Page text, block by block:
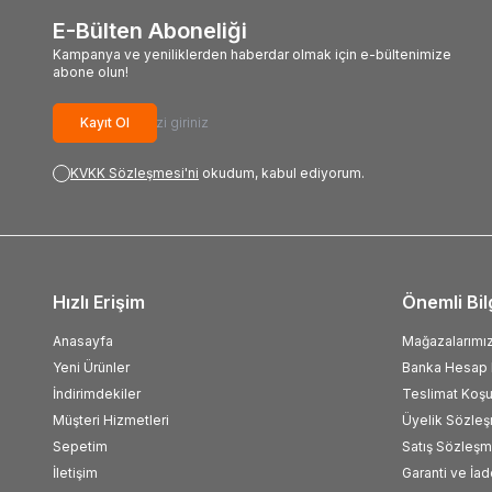
Renk 91
(1)
90P (2)
Renk 18GS
NR37(1)
Renk 21MPT(2)
Renk 34YDT(1)
Renk 90(2)
33HYS (3)
Renk 13DRS
74YP
Renk 25L
34GAX(1)
Renk 18GB
55
E-Bülten Aboneliği
Kampanya ve yeniliklerden haberdar olmak için e-bültenimize
abone olun!
Kayıt Ol
KVKK Sözleşmesi'ni okudum, kabul ediyorum.
Hızlı Erişim
Anasayfa
Yeni Ürünler
İndirimdekiler
Müşteri Hizmetleri
Sepetim
İletişim
Önemli
Mağazalarımız
Banka Hesap
Teslimat
Üyelik
Satış
Garanti ve